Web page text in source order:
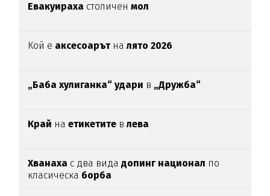
Евакуираха столиченмол
Кой е аксесоарътналято 2026
„Баба хулиганка“ удари в „Дружба“
Край наетикетите влева
Хванаха с два видадопинг национал по
класическа борба